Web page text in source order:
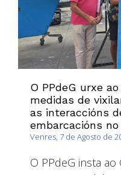
O PPdeG urxe
medidas de
as interaccións
embarcacións
Venres, 7 de Agosto de
O PPdeG insta